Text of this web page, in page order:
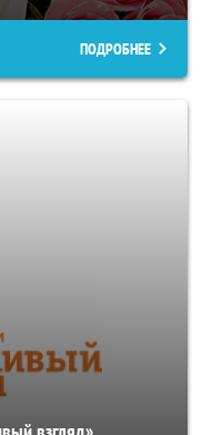
ПОДРОБНЕЕ